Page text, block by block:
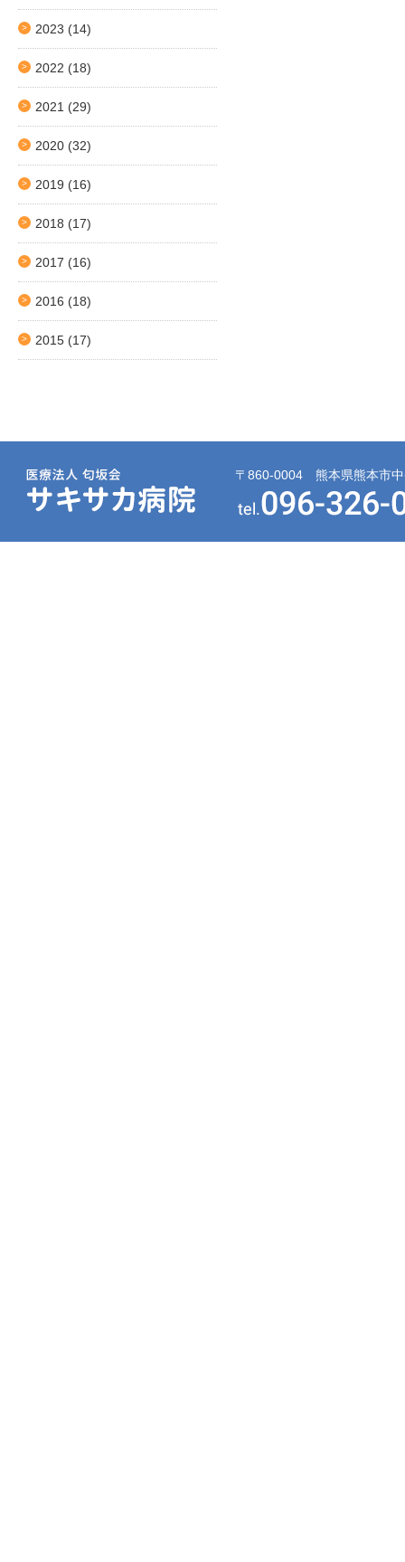
2023 (14)
2022 (18)
2021 (29)
2020 (32)
2019 (16)
2018 (17)
2017 (16)
2016 (18)
2015 (17)
〒860-0004 熊本県熊本市